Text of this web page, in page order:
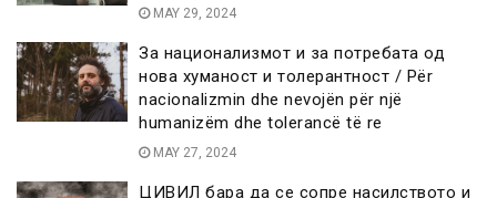
MAY 29, 2024
За национализмот и за потребата од
нова хуманост и толерантност / Për
nacionalizmin dhe nevojën për një
humanizëm dhe tolerancë të re
MAY 27, 2024
ЦИВИЛ бара да се сопре насилството и